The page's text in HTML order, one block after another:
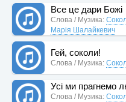
Все це дари Божі
Слова / Музика:
Марія Шалайкевич
Гей, соколи!
Слова / Музика:
Усі ми прагнемо
Слова / Музика: